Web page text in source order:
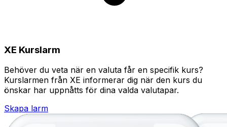
XE Kurslarm
Behöver du veta när en valuta får en specifik kurs?
Kurslarmen från XE informerar dig när den kurs du
önskar har uppnåtts för dina valda valutapar.
Skapa larm